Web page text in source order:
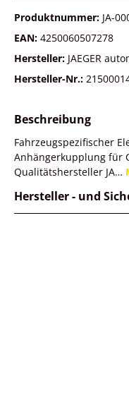
Produktnummer: JA-
EAN: 4250060507278
Hersteller: JAEGER
Hersteller-Nr.:
Beschreibung
Fahrzeugspezifischer
Anhängerkupplung für
Qualitätshersteller JA…
Hersteller - und